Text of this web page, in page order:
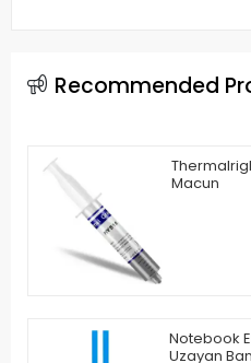
Recommended
Macun
Notebook
Uzayan